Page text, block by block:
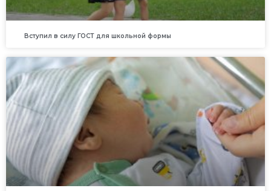
Вступил в силу ГОСТ для школьной формы